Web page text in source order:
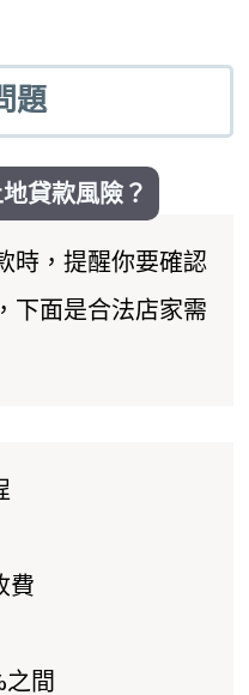
題
貸款風險？
時，提醒你要確認
下面是合法店家需
費
間